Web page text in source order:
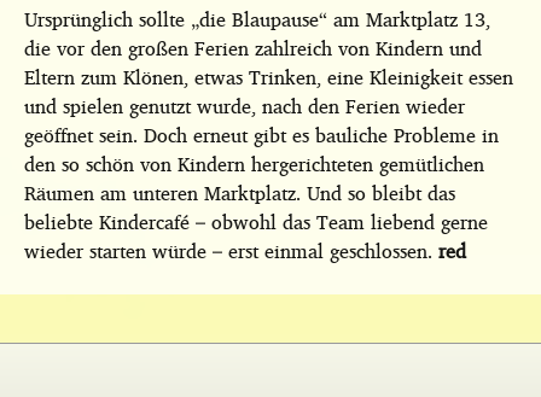
Ursprünglich sollte „die Blaupause“ am Marktplatz 13,
die vor den großen Ferien zahlreich von Kindern und
Eltern zum Klönen, etwas Trinken, eine Kleinigkeit essen
und spielen genutzt wurde, nach den Ferien wieder
geöffnet sein. Doch erneut gibt es bauliche Probleme in
den so schön von Kindern hergerichteten gemütlichen
Räumen am unteren Marktplatz. Und so bleibt das
beliebte Kindercafé – obwohl das Team liebend gerne
wieder starten würde – erst einmal geschlossen. red